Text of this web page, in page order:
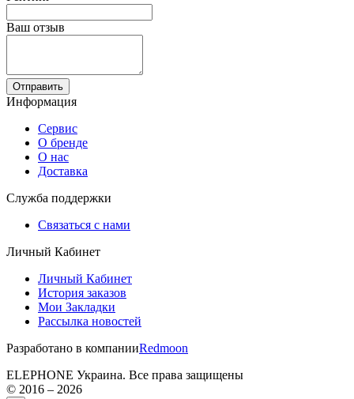
Ваш отзыв
Отправить
Информация
Сервис
О бренде
О нас
Доставка
Служба поддержки
Связаться с нами
Личный Кабинет
Личный Кабинет
История заказов
Мои Закладки
Рассылка новостей
Разработано в компанииRedmoon
ELEPHONE Украина. Все права защищены
© 2016 – 2026